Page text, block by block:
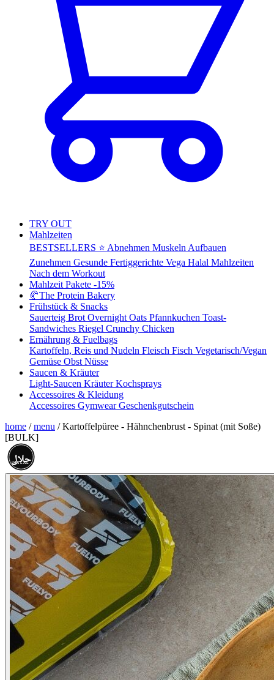
TRY OUT
Mahlzeiten
BESTSELLERS ⭐ Abnehmen Muskeln Aufbauen
Zunehmen Gesunde Fertiggerichte Vega Halal Mahlzeiten
Nach dem Workout
Mahlzeit Pakete -15%
🥐The Protein Bakery
Frühstück & Snacks
Sauerteig Brot Overnight Oats Pfannkuchen Toast-
Sandwiches Riegel Crunchy Chicken
Ernährung & Fuelbags
Kartoffeln, Reis und Nudeln Fleisch Fisch Vegetarisch/Vegan
Gemüse Obst Nüsse
Saucen & Kräuter
Light-Saucen KräuterKochsprays
Accessoires & Kleidung
Accessoires GymwearGeschenkgutschein
home / menu / Kartoffelpüree - Hähnchenbrust - Spinat (mit Soße)
[BULK]
حلال
HALAL